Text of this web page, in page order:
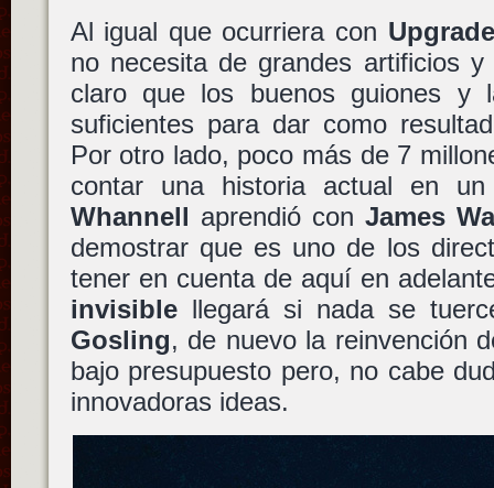
Al igual que ocurriera con Upgrade
no necesita de grandes artificios
claro que los buenos guiones y
suficientes para dar como
Por otro lado, poco más de 7
contar una historia actual en
Whannell aprendió con James
demostrar que es uno de los
tener en cuenta de aquí en
invisiblellegará si nada se
Gosling, de nuevo la reinvención
bajo presupuesto pero, no cabe
innovadoras ideas.